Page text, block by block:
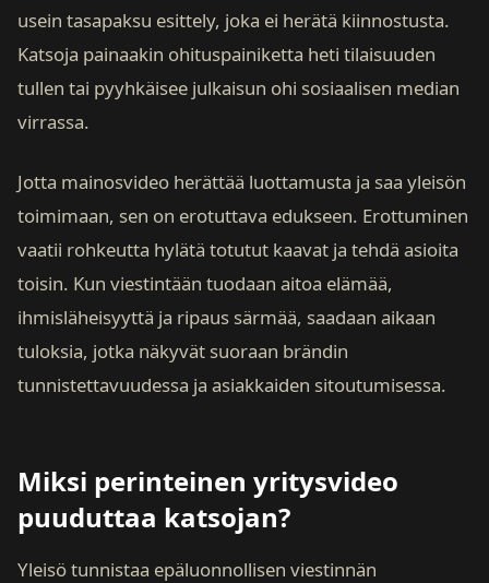
usein tasapaksu esittely, joka ei herätä kiinnostusta.
Katsoja painaakin ohituspainiketta heti tilaisuuden
tullen tai pyyhkäisee julkaisun ohi sosiaalisen median
virrassa.
Jotta mainosvideo herättää luottamusta ja saa yleisön
toimimaan, sen on erotuttava edukseen. Erottuminen
vaatii rohkeutta hylätä totutut kaavat ja tehdä asioita
toisin. Kun viestintään tuodaan aitoa elämää,
ihmisläheisyyttä ja ripaus särmää, saadaan aikaan
tuloksia, jotka näkyvät suoraan brändin
tunnistettavuudessa ja asiakkaiden sitoutumisessa.
Miksi perinteinen yritysvideo
puuduttaa katsojan?
Yleisö tunnistaa epäluonnollisen viestinnän